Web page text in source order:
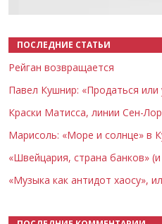
ПОСЛЕДНИЕ СТАТЬИ
Рейган возвращается
Павел Кушнир: «Продаться или
Краски Матисса, линии Сен-
Марисоль: «Море и солнце» в
«Швейцария, страна банков»
«Музыка как антидот хаосу»,